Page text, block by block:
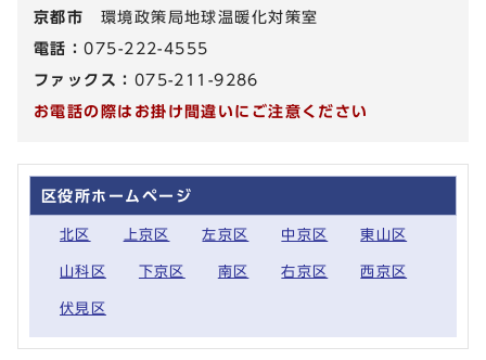
京都市 環境政策局地球温暖化対策室
電話：075-222-4555
ファックス： 075-211-9286
お電話の際はお掛け間違いにご注意ください
区役所ホームページ
北区 上京区 左京区 中京区 東山区
山科区 下京区 南区 右京区 西京区
伏見区